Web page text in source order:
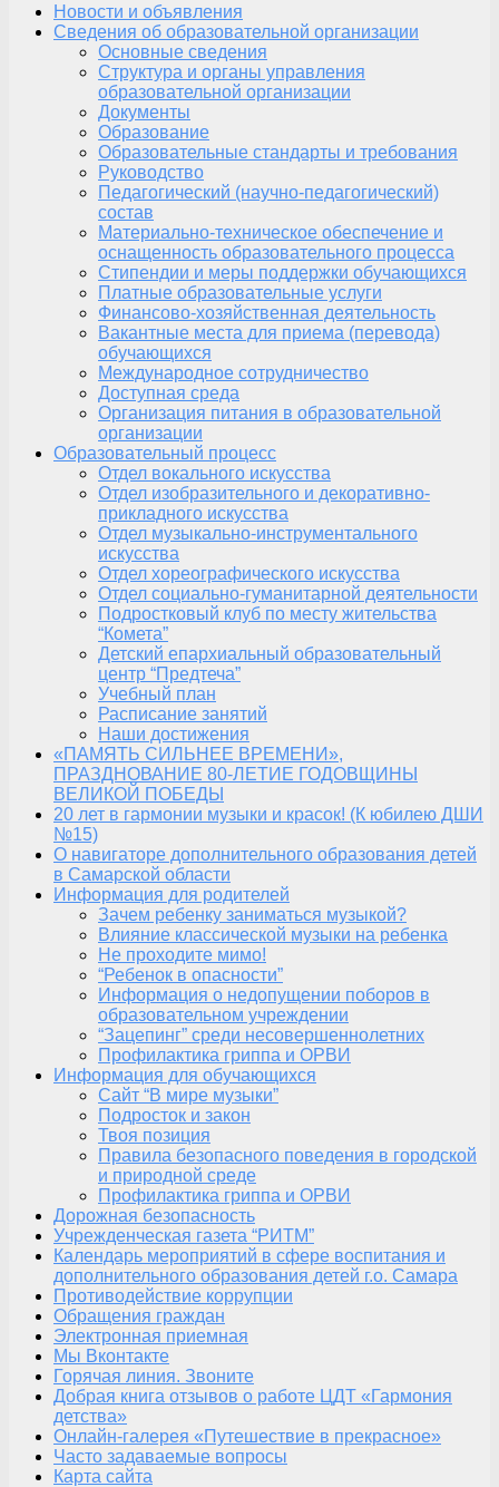
Новости и объявления
Сведения об образовательной организации
Основные сведения
Структура и органы управления
образовательной организации
Документы
Образование
Образовательные стандарты и требования
Руководство
Педагогический (научно-педагогический)
состав
Материально-техническое обеспечение и
оснащенность образовательного процесса
Стипендии и меры поддержки обучающихся
Платные образовательные услуги
Финансово-хозяйственная деятельность
Вакантные места для приема (перевода)
обучающихся
Международное сотрудничество
Доступная среда
Организация питания в образовательной
организации
Образовательный процесс
Отдел вокального искусства
Отдел изобразительного и декоративно-
прикладного искусства
Отдел музыкально-инструментального
искусства
Отдел хореографического искусства
Отдел социально-гуманитарной деятельности
Подростковый клуб по месту жительства
“Комета”
Детский епархиальный образовательный
центр “Предтеча”
Учебный план
Расписание занятий
Наши достижения
«ПАМЯТЬ СИЛЬНЕЕ ВРЕМЕНИ»,
ПРАЗДНОВАНИЕ 80-ЛЕТИЕ ГОДОВЩИНЫ
ВЕЛИКОЙ ПОБЕДЫ
20 лет в гармонии музыки и красок! (К юбилею ДШИ
№15)
О навигаторе дополнительного образования детей
в Самарской области
Информация для родителей
Зачем ребенку заниматься музыкой?
Влияние классической музыки на ребенка
Не проходите мимо!
“Ребенок в опасности”
Информация о недопущении поборов в
образовательном учреждении
“Зацепинг” среди несовершеннолетних
Профилактика гриппа и ОРВИ
Информация для обучающихся
Сайт “В мире музыки”
Подросток и закон
Твоя позиция
Правила безопасного поведения в городской
и природной среде
Профилактика гриппа и ОРВИ
Дорожная безопасность
Учрежденческая газета “РИТМ”
Календарь мероприятий в сфере воспитания и
дополнительного образования детей г.о. Самара
Противодействие коррупции
Обращения граждан
Электронная приемная
Мы Вконтакте
Горячая линия. Звоните
Добрая книга отзывов о работе ЦДТ «Гармония
детства»
Онлайн-галерея «Путешествие в прекрасное»
Часто задаваемые вопросы
Карта сайта